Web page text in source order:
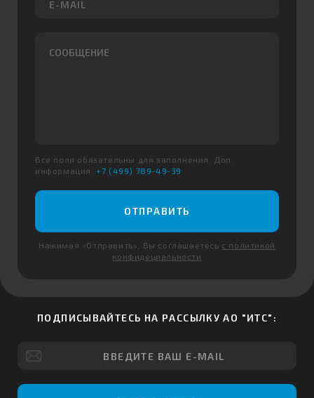
Все поля обязательны для заполнения. Доп.
информация:+7 (499) 789-49-39
ОТПРАВИТЬ
Нажимая «Отправить», Вы соглашаетесь с политикой
конфидециальности
ПОДПИСЫВАЙТЕСЬ НА РАССЫЛКУ АО "ИТС":